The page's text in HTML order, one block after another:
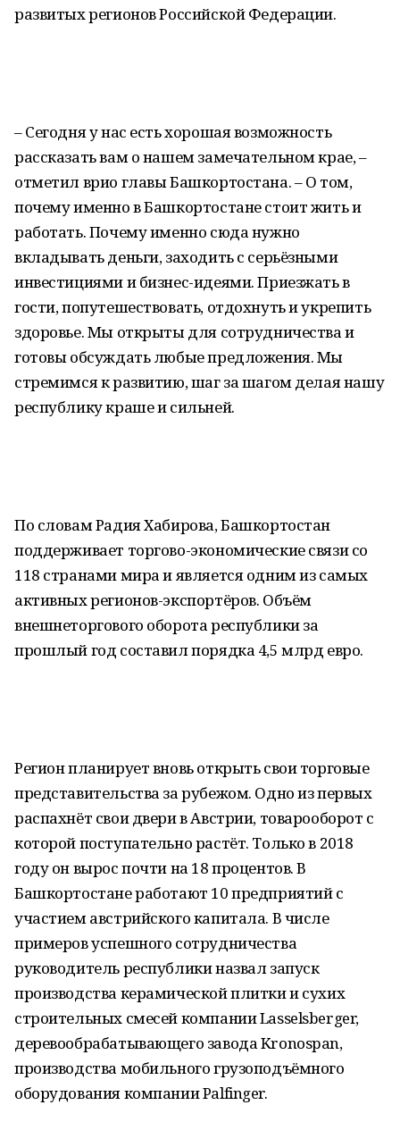
развитых регионов Российской Федерации.
– Сегодня у нас есть хорошая возможность
рассказать вам о нашем замечательном крае, –
отметил врио главы Башкортостана. – О том,
почему именно в Башкортостане стоит жить и
работать. Почему именно сюда нужно
вкладывать деньги, заходить с серьёзными
инвестициями и бизнес-идеями. Приезжать в
гости, попутешествовать, отдохнуть и укрепить
здоровье. Мы открыты для сотрудничества и
готовы обсуждать любые предложения. Мы
стремимся к развитию, шаг за шагом делая нашу
республику краше и сильней.
По словам Радия Хабирова, Башкортостан
поддерживает торгово-экономические связи со
118 странами мира и является одним из самых
активных регионов-экспортёров. Объём
внешнеторгового оборота республики за
прошлый год составил порядка 4,5 млрд евро.
Регион планирует вновь открыть свои торговые
представительства за рубежом. Одно из первых
распахнёт свои двери в Австрии, товарооборот с
которой поступательно растёт. Только в 2018
году он вырос почти на 18 процентов. В
Башкортостане работают 10 предприятий с
участием австрийского капитала. В числе
примеров успешного сотрудничества
руководитель республики назвал запуск
производства керамической плитки и сухих
строительных смесей компании Lasselsberger,
деревообрабатывающего завода Kronospan,
производства мобильного грузоподъёмного
оборудования компании Palfinger.